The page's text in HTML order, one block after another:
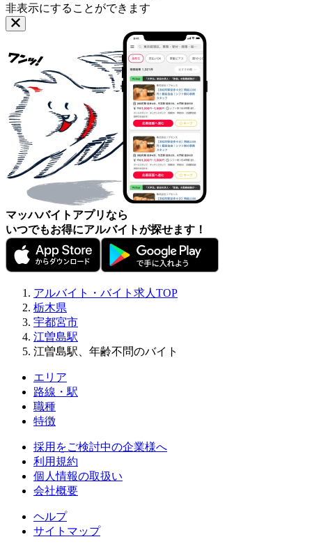
非表示にすることができます
マッハバイトアプリなら
いつでもお得にアルバイトが探せます！
アルバイト・バイト求人TOP
栃木県
宇都宮市
江曽島駅
江曽島駅、年齢不問のバイト
エリア
路線・駅
職種
特徴
採用をご検討中の企業様へ
利用規約
個人情報の取扱い
会社概要
ヘルプ
サイトマップ